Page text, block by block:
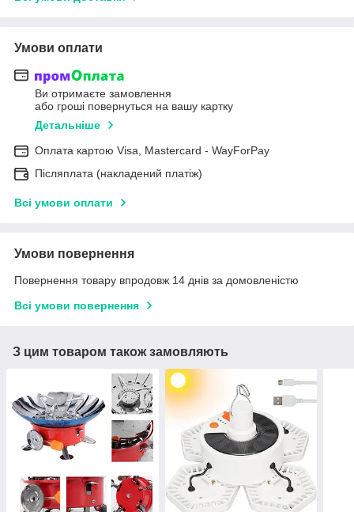
Умови оплати
Ви отримаєте замовлення
або гроші повернуться на вашу картку
Детальніше
Оплата картою Visa, Mastercard - WayForPay
Післяплата (накладений платіж)
Всі умови оплати
Умови повернення
Повернення товару впродовж 14 днів за домовленістю
Всі умови повернення
З цим товаром також замовляють